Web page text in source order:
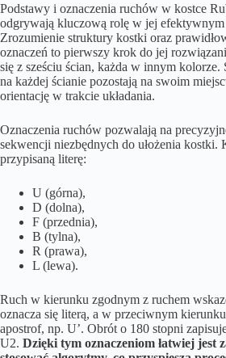
Podstawy i oznaczenia ruchów w kostce
odgrywają kluczową rolę w jej efektywnym
Zrozumienie struktury kostki oraz
oznaczeń to pierwszy krok do jej
się z sześciu ścian, każda w innym
na każdej ścianie pozostają na swoim
orientację w trakcie układania.
Oznaczenia ruchów pozwalają na
sekwencji niezbędnych do ułożenia kostki.
przypisaną literę:
U (górna),
D (dolna),
F (przednia),
B (tylna),
R (prawa),
L (lewa).
Ruch w kierunku zgodnym z ruchem
oznacza się literą, a w przeciwnym
apostrof, np. U’. Obrót o 180 stopni
U2. Dzięki tym oznaczeniom łatwiej jest